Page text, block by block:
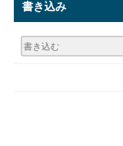
書き込み